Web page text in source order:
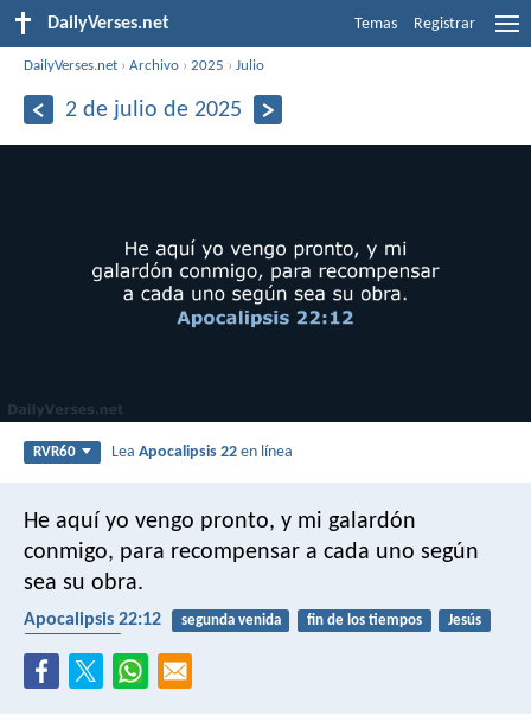
DailyVerses.net Temas Registrar
DailyVerses.net ›Archivo ›2025 ›Julio
2 de julio de 2025
RVR60 LeaApocalipsis 22 en línea
He aquí yo vengo pronto, y mi galardón
conmigo, para recompensar a cada uno según
sea su obra.
Apocalipsis 22:12 segunda venida fin de los tiempos
Jesús